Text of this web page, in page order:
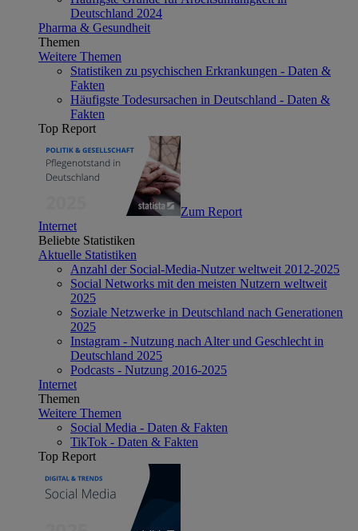
Deutschland 2024
Pharma & Gesundheit
Themen
Weitere Themen
Statistiken zu psychischen Erkrankungen - Daten &
Fakten
Häufigste Todesursachen in Deutschland - Daten &
Fakten
Top Report
Zum Report
Internet
Beliebte Statistiken
Aktuelle Statistiken
Anzahl der Social-Media-Nutzer weltweit 2012-2025
Social Networks mit den meisten Nutzern weltweit
2025
Soziale Netzwerke in Deutschland nach Generationen
2025
Instagram - Nutzung nach Alter und Geschlecht in
Deutschland 2025
Podcasts - Nutzung 2016-2025
Internet
Themen
Weitere Themen
Social Media - Daten & Fakten
TikTok - Daten & Fakten
Top Report